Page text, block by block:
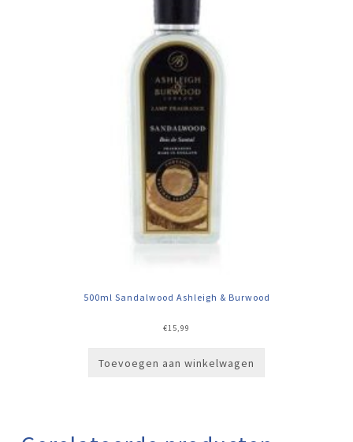
500ml Sandalwood Ashleigh & Burwood
€15,99
Toevoegen aan winkelwagen